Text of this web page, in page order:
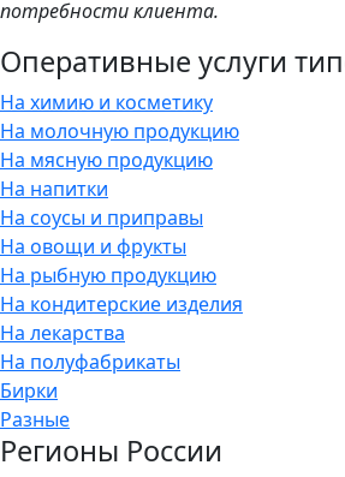
потребности клиента.
Оперативные услуги
На химию и косметику
На молочную продукцию
На мясную продукцию
На напитки
На соусы и приправы
На овощи и фрукты
На рыбную продукцию
На кондитерские изделия
На лекарства
На полуфабрикаты
Бирки
Разные
Регионы России